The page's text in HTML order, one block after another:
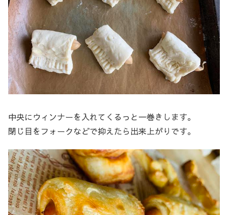
中央にウィンナーを入れてくるっと一巻きします。
閉じ目をフォークなどで抑えたら出来上がりです。